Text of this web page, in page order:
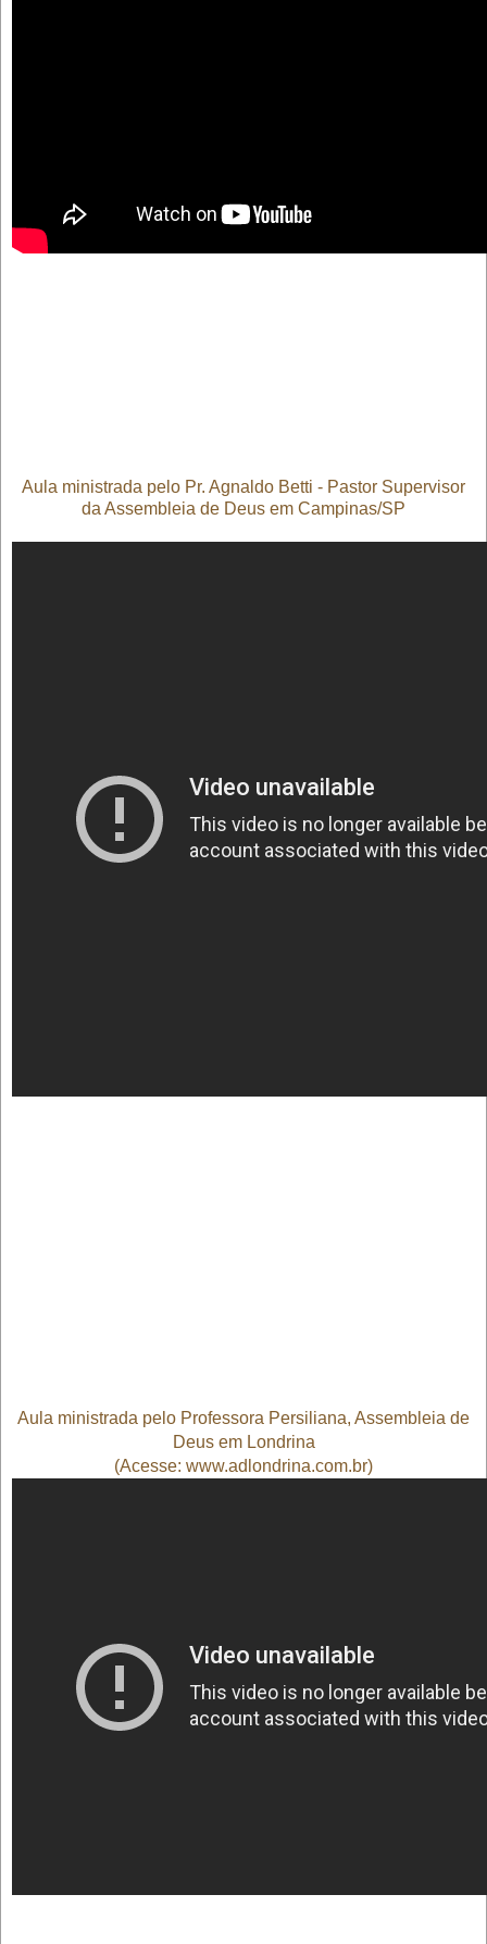
Aula ministrada pelo Pr. Agnaldo Betti - Pastor Supervisor
da Assembleia de Deus em Campinas/SP
Aula ministrada pelo Professora Persiliana, Assembleia de
Deus em Londrina
(Acesse: www.adlondrina.com.br)